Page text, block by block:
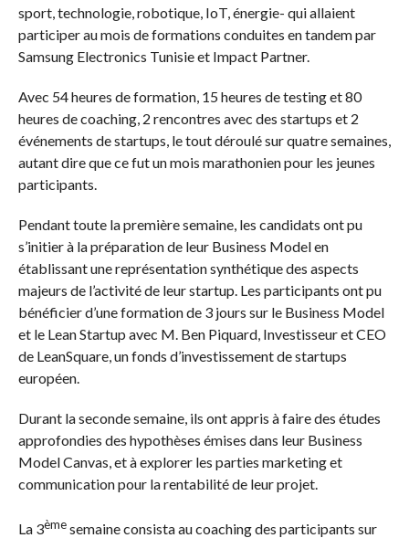
sport, technologie, robotique, IoT, énergie- qui allaient
participer au mois de formations conduites en tandem par
Samsung Electronics Tunisie et Impact Partner.
Avec 54 heures de formation, 15 heures de testing et 80
heures de coaching, 2 rencontres avec des startups et 2
événements de startups, le tout déroulé sur quatre semaines,
autant dire que ce fut un mois marathonien pour les jeunes
participants.
Pendant toute la première semaine, les candidats ont pu
s’initier à la préparation de leur Business Model en
établissant une représentation synthétique des aspects
majeurs de l’activité de leur startup. Les participants ont pu
bénéficier d’une formation de 3 jours sur le Business Model
et le Lean Startup avec M. Ben Piquard, Investisseur et CEO
de LeanSquare, un fonds d’investissement de startups
européen.
Durant la seconde semaine, ils ont appris à faire des études
approfondies des hypothèses émises dans leur Business
Model Canvas, et à explorer les parties marketing et
communication pour la rentabilité de leur projet.
La 3èmesemaine consista au coaching des participants sur